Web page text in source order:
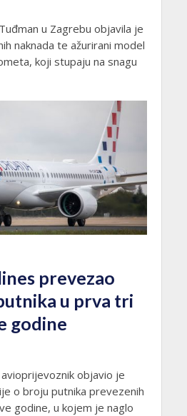
u Zagrebu objavila je
naknada te ažurirani model
koji stupaju na snagu
prevezao
u prva tri
godine
objavio je
o broju putnika prevezenih
godine, u kojem je naglo